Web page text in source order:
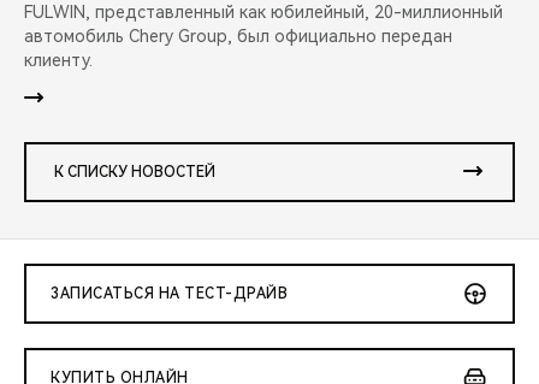
FULWIN, представленный как юбилейный, 20-миллионный
автомобиль Chery Group, был официально передан
клиенту.
К СПИСКУ НОВОСТЕЙ
ЗАПИСАТЬСЯ НА ТЕСТ-ДРАЙВ
КУПИТЬ ОНЛАЙН